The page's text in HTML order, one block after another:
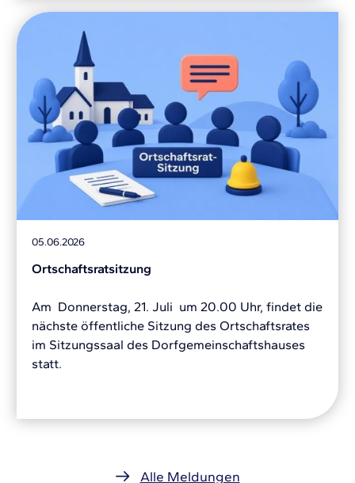
05.06.2026
Ortschaftsratsitzung
Am Donnerstag, 21. Juli um 20.00 Uhr, findet die
nächste öffentliche Sitzung des Ortschaftsrates
im Sitzungssaal des Dorfgemeinschaftshauses
statt.
Alle Meldungen